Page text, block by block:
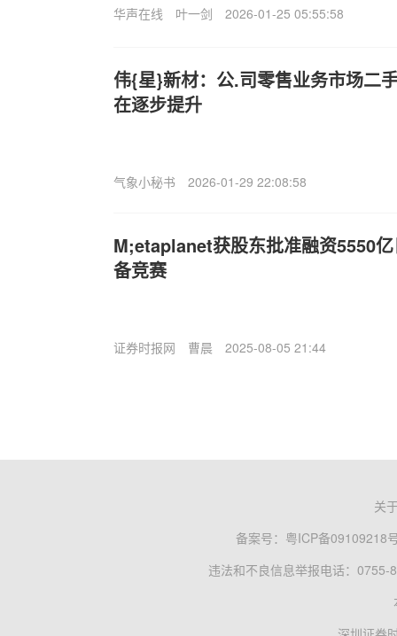
华声在线 叶一剑 2026-01-25 05:55:58
伟{星}新材：公.司零售业务市场二
在逐步提升
气象小秘书 2026-01-29 22:08:58
M;etaplanet获股东批准融资5550
备竞赛
证券时报网 曹晨 2025-08-05 21:44
关
备案号： 粤ICP备09109218
违法和不良信息举报电话：0755-